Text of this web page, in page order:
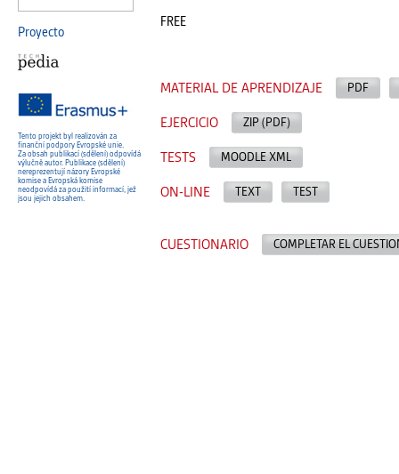
Proyecto
Tento projekt byl realizován za
finanční podpory Evropské unie.
Za obsah publikací (sdělení) odpovídá
výlučně autor. Publikace (sdělení)
nereprezentují názory Evropské
komise a Evropská komise
neodpovídá za použití informací, jež
jsou jejich obsahem.
FREE
MATERIAL DE APRENDIZAJE PDF
EJERCICIO ZIP (PDF)
TESTS MOODLE XML
ON-LINE TEXT TEST
CUESTIONARIO COMPLETAR EL